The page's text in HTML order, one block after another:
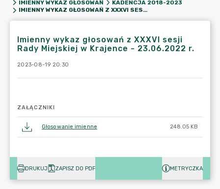
IMIENNY WYKAZ GŁOSOWAŃ
KADENCJA 2018-2023
IMIENNY WYKAZ GŁOSOWAŃ Z XXXVI SESJI RADY MIEJSKIEJ W KRAJENCE - 23.06.2022 R.
Imienny wykaz głosowań z XXXVI sesji
Rady Miejskiej w Krajence - 23.06.2022 r.
2023-08-19 20:30
ZAŁĄCZNIKI
Głosowanie imienne 248.05 KB
DRUKUJ ZAPISZ DO PDF METRYCZKA